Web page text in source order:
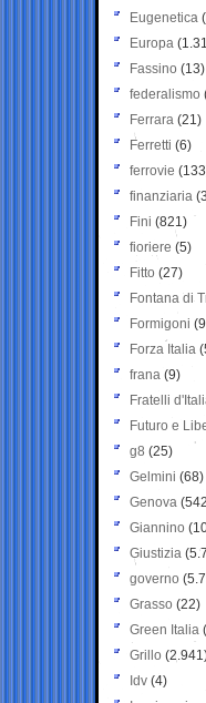
Eugenetica
Europa
Fassino (13)
federalismo
Ferrara (21)
Ferretti (6)
ferrovie
finanziaria
Fini (821)
fioriere (5)
Fitto (27)
Fontana di
Formigoni
Forza Italia
frana (9)
Fratelli
Futuro e
g8 (25)
Gelmini (68)
Genova
Giannino
Giustizia
governo
Grasso (22)
Green Italia
Grillo
Idv (4)